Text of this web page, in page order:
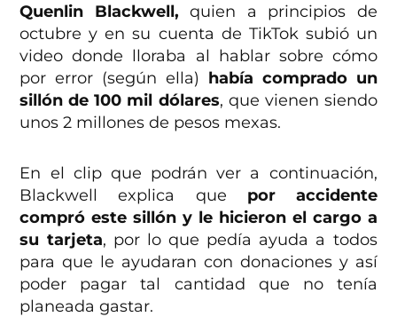
Quenlin Blackwell, quien a principios de
octubre y en su cuenta de TikTok subió un
video donde lloraba al hablar sobre cómo
por error (según ella) había comprado un
sillón de 100 mil dólares, que vienen siendo
unos 2 millones de pesos mexas.
En el clip que podrán ver a continuación,
Blackwell explica que por accidente
compró este sillón y le hicieron el cargo a
su tarjeta, por lo que pedía ayuda a todos
para que le ayudaran con donaciones y así
poder pagar tal cantidad que no tenía
planeada gastar.